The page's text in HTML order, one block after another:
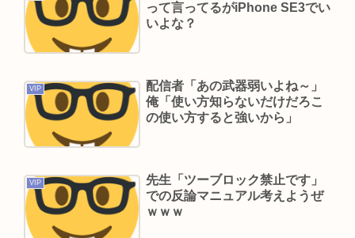
てないのにもうナフサあることになった理由
トランプ「米軍の弾薬が足りないなんて嘘だから
国「相続税を抑えるために企業価値を下げてる会
社に大増税します。低PBRの会社は大増税を覚悟
せよ」
新聞系の新聞をやめる」と言い出した背景
5年前のNHK性加害の出演者は「今も普通の顔して
芸能活動してる」ネット「受信料を取るくらいな
って言ってるがiPhone SE3でい
いよな？
VIP
配信者「あの武器弱いよね～」
俺「使い方知らないだけだろこ
の使い方すると強いから」
VIP
先生「ツーブロック禁止です」
での反論マニュアル考えようぜ
ｗｗｗ